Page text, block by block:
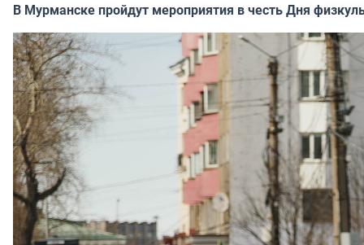
В Мурманске пройдут мероприятия в честь Дня